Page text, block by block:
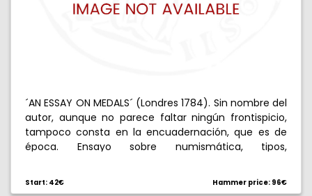
´AN ESSAY ON MEDALS´ (Londres 1784). Sin nombre del
autor, aunque no parece faltar ningún frontispicio,
tampoco consta en la encuadernación, que es de
época. Ensayo sobre numismática, tipos,
Start: 42€ Hammer price: 96€